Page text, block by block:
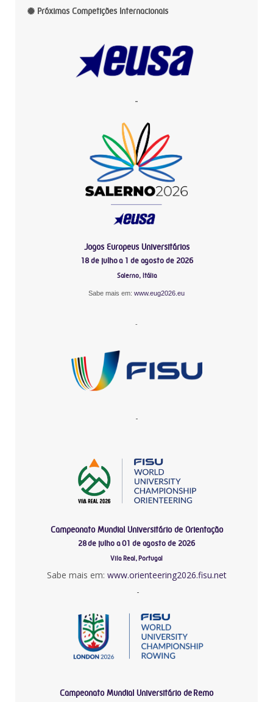
Próximas Competições Internacionais
-
Jogos Europeus Universitários
18 de julho a 1 de agosto de 2026
Salerno, Itália
Sabe mais em: www.eug2026.eu
-
-
Campeonato Mundial Universitário de Orientação
28 de julho a 01 de agosto de 2026
Vila Real, Portugal
Sabe mais em: www.orienteering2026.fisu.net
-
Campeonato Mundial Universitário de Remo